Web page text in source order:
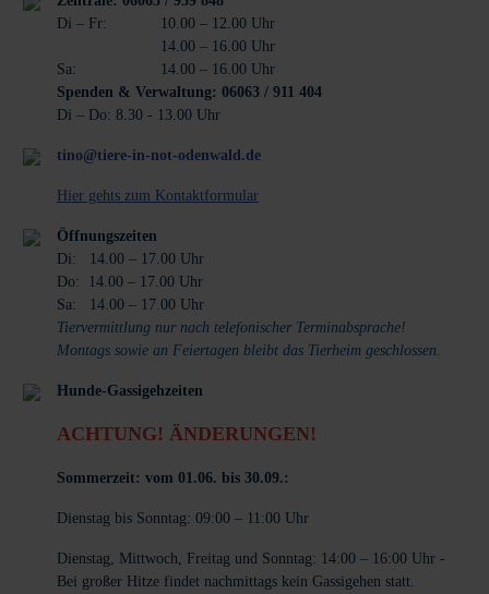
Di – Fr:
10.00 – 12.00 Uhr
14.00 – 16.00 Uhr
Sa:
14.00 – 16.00 Uhr
Spenden & Verwaltung: 06063 / 911 404
Di – Do: 8.30 - 13.00 Uhr
tino@tiere-in-not-odenwald.de
Hier gehts zum Kontaktformular
Öffnungszeiten
Di: 14.00 – 17.00 Uhr
Do: 14.00 – 17.00 Uhr
Sa: 14.00 – 17.00 Uhr
Tiervermittlung nur nach telefonischer Terminabsprache!
Montags sowie an Feiertagen bleibt das Tierheim geschlossen.
Hunde-Gassigehzeiten
ACHTUNG! ÄNDERUNGEN!
Sommerzeit: vom 01.06. bis 30.09.:
Dienstag bis Sonntag: 09:00 – 11:00 Uhr
Dienstag, Mittwoch, Freitag und Sonntag: 14:00 – 16:00 Uhr -
Bei großer Hitze findet nachmittags kein Gassigehen statt.